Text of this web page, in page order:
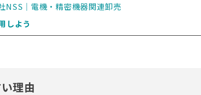
NSS｜電機・精密機器関連卸売
しよう
理由